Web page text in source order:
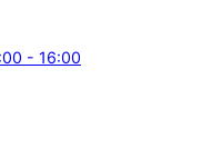
- 16:00